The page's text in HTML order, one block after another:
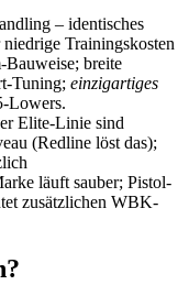
– identisches
Trainingskosten
breite
Tuning; einzigartiges
Lowers.
Elite-Linie sind
(Redline löst das);
läuft sauber; Pistol-
zusätzlichen WBK-